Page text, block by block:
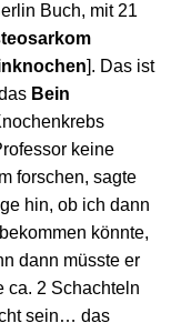
Buch, mit 21
]. Das ist
Bein
keine
forschen, sagte
hin, ob ich dann
bekommen könnte,
dann müsste er
ca. 2 Schachteln
sein… das